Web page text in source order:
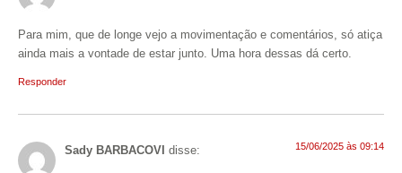
Para mim, que de longe vejo a movimentação e comentários, só atiça
ainda mais a vontade de estar junto. Uma hora dessas dá certo.
Responder
Sady BARBACOVI disse: 15/06/2025 às 09:14